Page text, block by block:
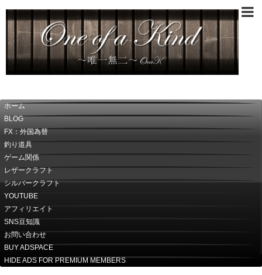
ホーム
BLOG
FX：外国為替
釣り道具
ゲーム関係
レザークラフト
シルバークラフト
YOUTUBE
アフィリエイト
SNS豆知識
お問い合わせ
BUY ADSPACE
HIDE ADS FOR PREMIUM MEMBERS